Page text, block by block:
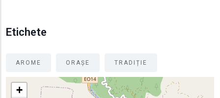
Etichete
AROME ORAȘE TRADIȚIE
+